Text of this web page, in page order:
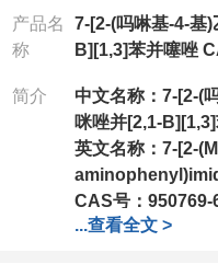
产品名
称
7-[2-(吗啉基-4-基
B][1,3]苯并噻唑
简介 中文名称： 7-[2-(
咪唑并[2,1-
英文名称： 7-[2-
CAS号： 950769-
分子式：
...查看全文 >